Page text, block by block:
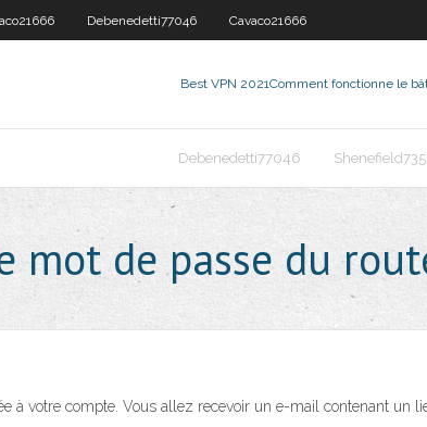
Debenedetti77046 Cavaco21666
Best VPN 2021Comment fonctionne le
Debenedetti77046
mot de passe du
à votre compte. Vous allez recevoir un e-mail contenant un